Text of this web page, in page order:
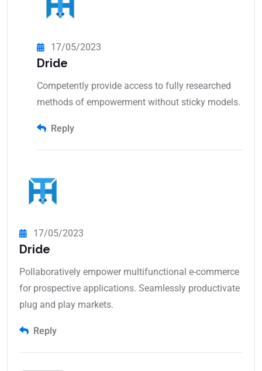
17/05/2023
Dride
Competently provide access to fully researched
methods of empowerment without sticky models.
Reply
17/05/2023
Dride
Pollaboratively empower multifunctional e-commerce
for prospective applications. Seamlessly productivate
plug and play markets.
Reply